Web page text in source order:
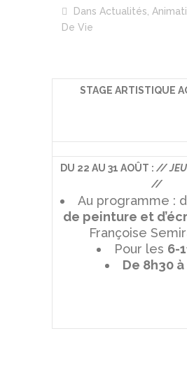
Dans Actualités
De Vie
STAGE ARTISTIQUE
DU 22 AU 31 AOÛT : // JEU
//
Au programme :
de peinture et
Françoise
Pour les 6-
De 8h30 à